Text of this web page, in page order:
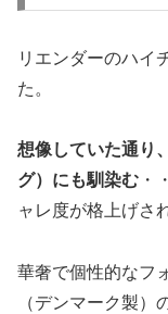
リエンダーのハイ
た。
想像していた通り
グ）にも馴染む ・
ャレ度が格上げさ
華奢で個性的なフ
（デンマーク製）